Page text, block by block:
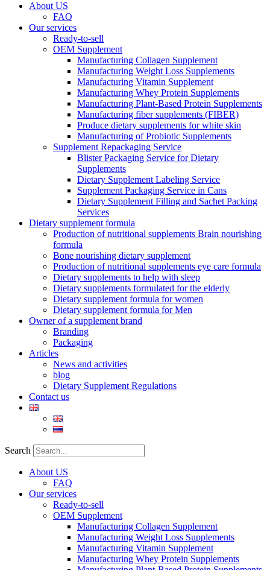
About US
FAQ
Our services
Ready-to-sell
OEM Supplement
Manufacturing Collagen Supplement
Manufacturing Weight Loss Supplements
Manufacturing Vitamin Supplement
Manufacturing Whey Protein Supplements
Manufacturing Plant-Based Protein Supplements
Manufacturing fiber supplements (FIBER)
Produce dietary supplements for white skin
Manufacturing of Probiotic Supplements
Supplement Repackaging Service
Blister Packaging Service for Dietary
Supplements​
Dietary Supplement Labeling Service
Supplement Packaging Service in Cans
Dietary Supplement Filling and Sachet Packing
Services
Dietary supplement formula
Production of nutritional supplements Brain nourishing
formula
Bone nourishing dietary supplement
Production of nutritional supplements eye care formula
Dietary supplements to help with sleep
Dietary supplements formulated for the elderly
Dietary supplement formula for women
Dietary supplement formula for Men
Owner of a supplement brand
Branding
Packaging
Articles
News and activities
blog
Dietary Supplement Regulations
Contact us
Search
About US
FAQ
Our services
Ready-to-sell
OEM Supplement
Manufacturing Collagen Supplement
Manufacturing Weight Loss Supplements
Manufacturing Vitamin Supplement
Manufacturing Whey Protein Supplements